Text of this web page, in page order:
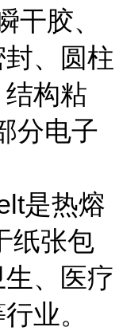
干胶、
、圆柱
构粘
分电子
是热熔
纸张包
、医疗
业。